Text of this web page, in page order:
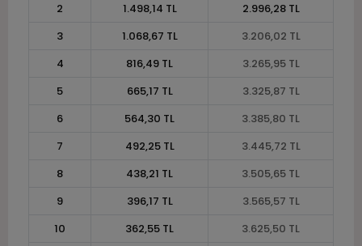
2
1.498,14 TL
2.996,28 TL
3
1.068,67 TL
3.206,02 TL
4
816,49 TL
3.265,95 TL
5
665,17 TL
3.325,87 TL
6
564,30 TL
3.385,80 TL
7
492,25 TL
3.445,72 TL
8
438,21 TL
3.505,65 TL
9
396,17 TL
3.565,57 TL
10
362,55 TL
3.625,50 TL